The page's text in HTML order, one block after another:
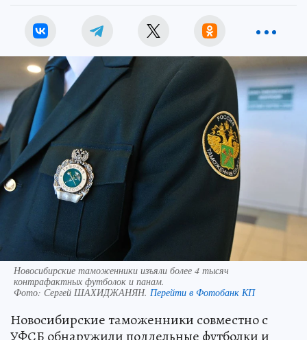
Новосибирские таможенники изъяли более 4 тысяч
контрафактных футболок и панам.
Фото: Сергей ШАХИДЖАНЯН. Перейти в Фотобанк КП
Новосибирские таможенники совместно с
УФСБ обнаружили поддельные футболки и